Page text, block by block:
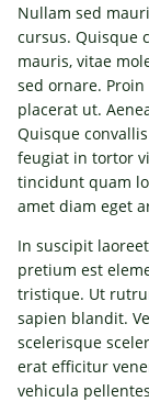
Nullam sed
cursus. Quisque
mauris, vitae
sed ornare.
placerat ut.
Quisque
feugiat in tortor
tincidunt quam
amet diam eget
In suscipit
pretium est
tristique. Ut
sapien blandit.
scelerisque
erat efficitur
vehicula